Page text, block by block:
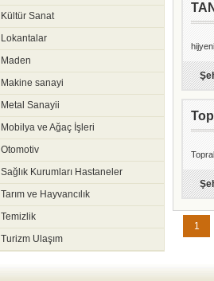
Kültür Sanat
Lokantalar
Maden
Makine sanayi
Metal Sanayii
Mobilya ve Ağaç İşleri
Otomotiv
Sağlık Kurumları Hastaneler
Tarım ve Hayvancılık
Temizlik
Turizm Ulaşım
1